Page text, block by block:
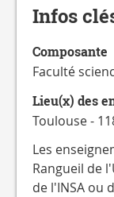
Infos
Composante
Faculté
Lieu(x) des
Toulouse -
Les
Rangueil de
de l'INSA ou